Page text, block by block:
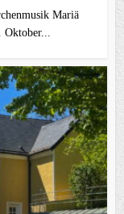
Mariä
Oktober...